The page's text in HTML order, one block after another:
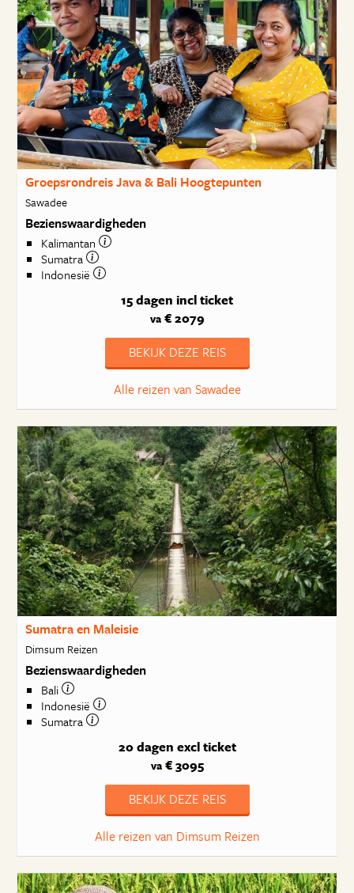
Groepsrondreis Java & Bali Hoogtepunten
Sawadee
Bezienswaardigheden
Kalimantan
Sumatra
Indonesië
15 dagen incl ticket
va€ 2079
BEKIJK DEZE REIS
Alle reizen van Sawadee
Sumatra en Maleisie
Dimsum Reizen
Bezienswaardigheden
Bali
Indonesië
Sumatra
20 dagen excl ticket
va€ 3095
BEKIJK DEZE REIS
Alle reizen van Dimsum Reizen